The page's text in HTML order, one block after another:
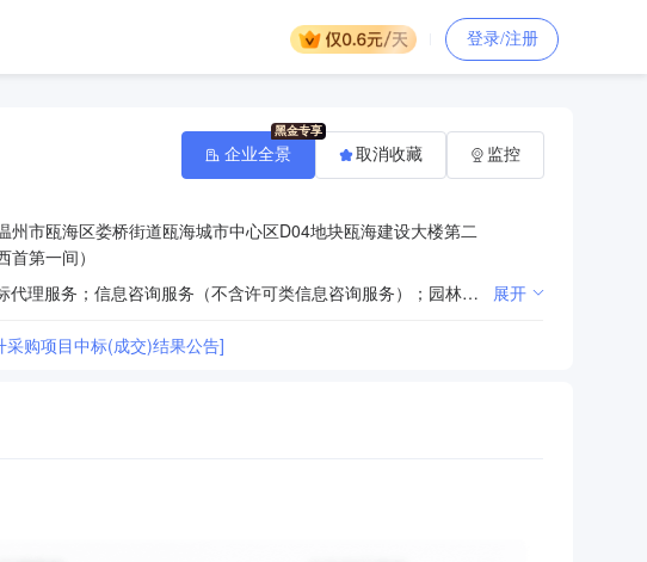
登录/注册
州市瓯海区娄桥街道瓯海城市中心区D04地块瓯海建设大楼第二
首第一间）
一般项目：工程管理服务；咨询策划服务；工业工程设计服务；工程造价咨询业务；招投标代理服务；信息咨询服务（不含许可类信息咨询服务）；园林绿化工程施工；项目策划与公关服务；城市绿化管理；房地产评估；政府采购代理服务；货物进出口；技术进出口(除依法须经批准的项目外，凭营业执照依法自主开展经营活动)。许可项目：建设工程监理(依法须经批准的项目，经相关部门批准后方可开展经营活动，具体经营项目以审批结果为准)。 展开
购项目中标(成交)结果公告]
企业全景 取消收藏 监控